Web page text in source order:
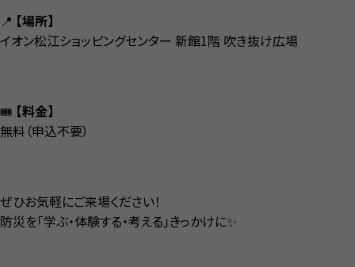
📍 【場所】
イオン松江ショッピングセンター 新館1階 吹き抜け広場
🎟️ 【料金】
無料（申込不要）
ぜひお気軽にご来場ください！
防災を「学ぶ・体験する・考える」きっかけに✨